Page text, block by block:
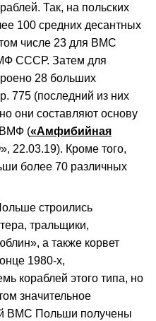
Так, на польских
100 средних десантных
числе 23 для ВМС
СССР. Затем для
28 больших
775 (последний из них
они составляют основу
ВМФ («Амфибийная
22.03.19). Кроме того,
более 70 различных
строились
тральщики,
а также корвет
1980-х,
кораблей этого типа, но
значительное
ВМС Польши получены